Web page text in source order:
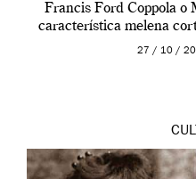
Francis Ford Coppola
característica melena
27 / 10 /